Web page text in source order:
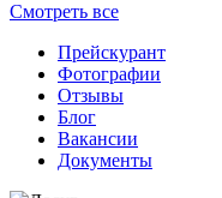
Смотреть все
Прейскурант
Фотографии
Отзывы
Блог
Вакансии
Документы